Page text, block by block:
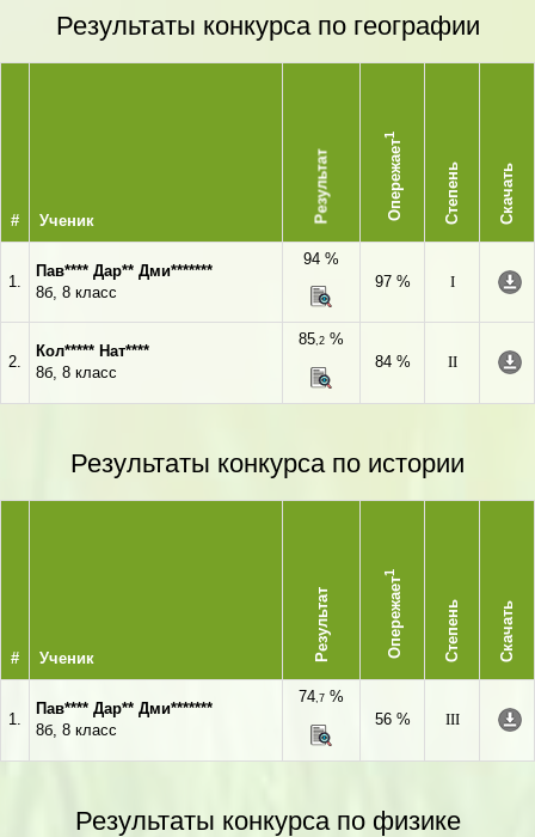
Результаты конкурса по географии
# Ученик Результат Опережает
1
Степень Скачать
1.
Пав**** Дар** Дми*******
8б, 8 класс
94 %
97 %
I
2.
Кол***** Нат****
8б, 8 класс
85,2 %
84 %
II
Результаты конкурса по истории
# Ученик Результат Опережает
1
Степень Скачать
1.
Пав**** Дар** Дми*******
8б, 8 класс
74,7 %
56 %
III
Результаты конкурса по физике